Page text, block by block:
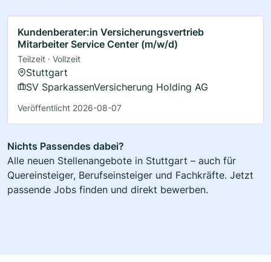
Kundenberater:in Versicherungsvertrieb
Mitarbeiter Service Center (m/w/d)
Teilzeit · Vollzeit
Stuttgart
SV SparkassenVersicherung Holding AG
Veröffentlicht 2026-08-07
Nichts Passendes dabei?
Alle neuen Stellenangebote in Stuttgart – auch für
Quereinsteiger, Berufseinsteiger und Fachkräfte. Jetzt
passende Jobs finden und direkt bewerben.